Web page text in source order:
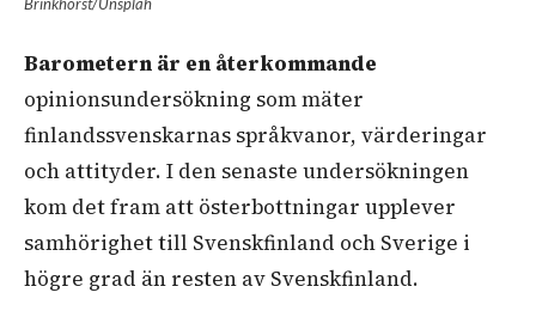
Barometern är en återkommande
opinionsundersökning som mäter
finlandssvenskarnas språkvanor, värderingar
och attityder. I den senaste undersökningen
kom det fram att österbottningar upplever
samhörighet till Svenskfinland och Sverige i
högre grad än resten av Svenskfinland.